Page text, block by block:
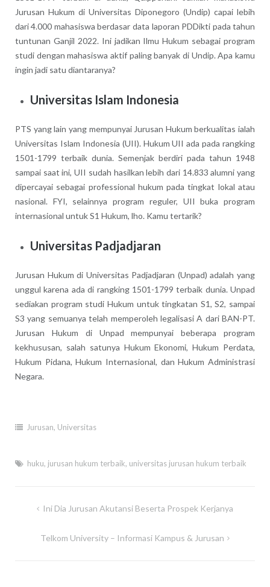
Jurusan Hukum di Universitas Diponegoro (Undip) capai lebih
dari 4.000 mahasiswa berdasar data laporan PDDikti pada tahun
tuntunan Ganjil 2022. Ini jadikan Ilmu Hukum sebagai program
studi dengan mahasiswa aktif paling banyak di Undip. Apa kamu
ingin jadi satu diantaranya?
Universitas Islam Indonesia
PTS yang lain yang mempunyai Jurusan Hukum berkualitas ialah
Universitas Islam Indonesia (UII). Hukum UII ada pada rangking
1501-1799 terbaik dunia. Semenjak berdiri pada tahun 1948
sampai saat ini, UII sudah hasilkan lebih dari 14.833 alumni yang
dipercayai sebagai professional hukum pada tingkat lokal atau
nasional. FYI, selainnya program reguler, UII buka program
internasional untuk S1 Hukum, lho. Kamu tertarik?
Universitas Padjadjaran
Jurusan Hukum di Universitas Padjadjaran (Unpad) adalah yang
unggul karena ada di rangking 1501-1799 terbaik dunia. Unpad
sediakan program studi Hukum untuk tingkatan S1, S2, sampai
S3 yang semuanya telah memperoleh legalisasi A dari BAN-PT.
Jurusan Hukum di Unpad mempunyai beberapa program
kekhususan, salah satunya Hukum Ekonomi, Hukum Perdata,
Hukum Pidana, Hukum Internasional, dan Hukum Administrasi
Negara.
Jurusan, Universitas
huku, jurusan hukum terbaik, universitas jurusan hukum terbaik
Post Ini Dia Jurusan Akutansi Beserta Prospek Kerjanya
Telkom University – Informasi Kampus & Jurusan